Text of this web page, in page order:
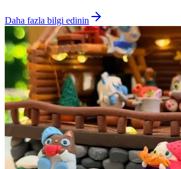
Daha fazla bilgi edinin